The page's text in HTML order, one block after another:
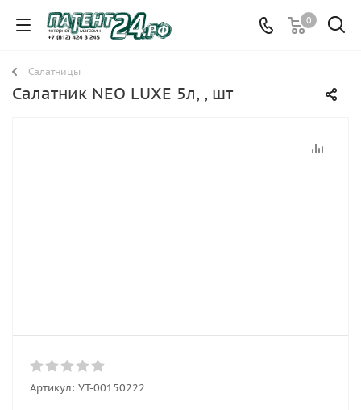
0
Салатницы
Салатник NEO LUXE 5л, , шт
Артикул: УТ-00150222